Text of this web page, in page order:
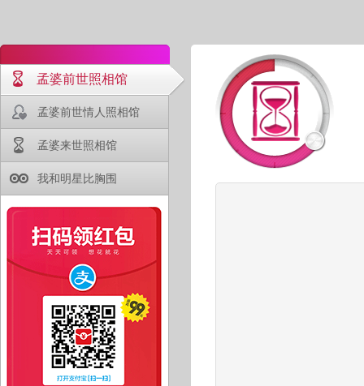
孟婆前世照相馆
孟婆前世情人照相馆
孟婆来世照相馆
我和明星比胸围